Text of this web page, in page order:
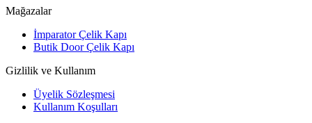
Mağazalar
İmparator Çelik Kapı
Butik Door Çelik Kapı
Gizlilik ve Kullanım
Üyelik Sözleşmesi
Kullanım Koşulları